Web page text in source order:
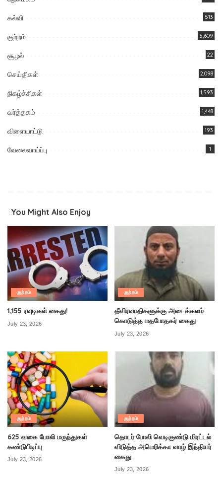
கல்வி 513
குற்றம் 5,609
சூழல் 22
செய்திகள் 2,098
நிகழ்ச்சிகள் 1,593
வர்த்தகம் 1,448
விளையாட்டு 193
வேலைவாய்ப்பு 1
You Might Also Enjoy
குற்றம்
1,155 ரவுடிகள் கைது!
July 23, 2026
குற்றம்
தீவிரவாதிகளுக்கு அடைக்கலம்
கொடுத்த மதபோதகர் கைது
July 23, 2026
குற்றம்
625 வகை போலி மருந்துகள்
கண்டுபிடிப்பு
July 23, 2026
குற்றம்
தொடர் போலி வெடிகுண்டு மிரட்டல்
விடுத்த அமெரிக்கா வாழ் இந்தியர்
கைது
July 23, 2026